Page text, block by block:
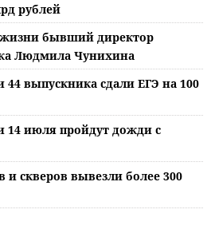
рублей
жизни бывший директор
Людмила Чунихина
44 выпускника сдали ЕГЭ на 100
14 июля пройдут дожди с
и скверов вывезли более 300